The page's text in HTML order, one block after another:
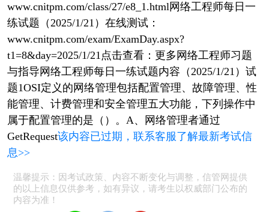
www.cnitpm.com/class/27/e8_1.html网络工程师每日一
练试题（2025/1/21）在线测试：
www.cnitpm.com/exam/ExamDay.aspx?
t1=8&day=2025/1/21点击查看：更多网络工程师习题
与指导网络工程师每日一练试题内容（2025/1/21）试
题1OSI定义的网络管理包括配置管理、故障管理、性
能管理、计费管理和安全管理五大功能，下列操作中
属于配置管理的是（）。A、网络管理者通过
GetRequest该内容已过期，联系客服了解最新考试信
息>>
温馨提示：因考试政策、内容不断变化与调整，信管网提供
的以上信息仅供参考，如有异议，请考生以权威部门公布的
内容为准！